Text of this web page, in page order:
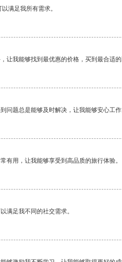
满足我所有需求。
让我能够找到最优惠的价格，买到最合适的
问题总是能够及时解决，让我能够安心工作
有用，让我能够享受到高品质的旅行体验。
满足我不同的社交需求。